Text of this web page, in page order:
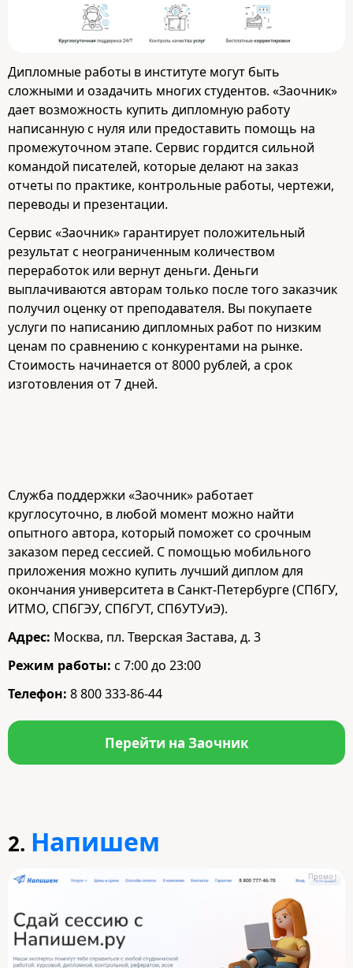
Дипломные работы в институте могут быть
сложными и озадачить многих студентов. «Заочник»
дает возможность купить дипломную работу
написанную с нуля или предоставить помощь на
промежуточном этапе. Сервис гордится сильной
командой писателей, которые делают на заказ
отчеты по практике, контрольные работы, чертежи,
переводы и презентации.
Сервис «Заочник» гарантирует положительный
результат с неограниченным количеством
переработок или вернут деньги. Деньги
выплачиваются авторам только после того заказчик
получил оценку от преподавателя. Вы покупаете
услуги по написанию дипломных работ по низким
ценам по сравнению с конкурентами на рынке.
Стоимость начинается от 8000 рублей, а срок
изготовления от 7 дней.
Служба поддержки «Заочник» работает
круглосуточно, в любой момент можно найти
опытного автора, который поможет со срочным
заказом перед сессией. С помощью мобильного
приложения можно купить лучший диплом для
окончания университета в Санкт-Петербурге (СПбГУ,
ИТМО, СПбГЭУ, СПбГУТ, СПбУТУиЭ).
Адрес: Москва, пл. Тверская Застава, д. 3
Режим работы: с 7:00 до 23:00
Телефон: 8 800 333-86-44
Перейти на Заочник
2. Напишем
Промо